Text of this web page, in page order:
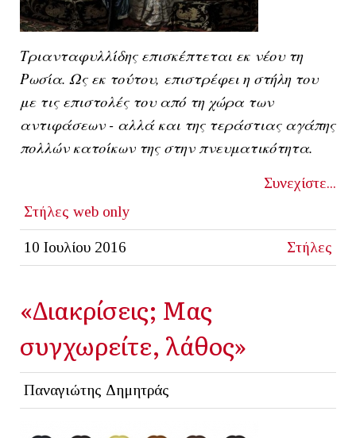
Τριανταφυλλίδης επισκέπτεται εκ νέου τη
Ρωσία. Ως εκ τούτου, επιστρέφει η στήλη του
με τις επιστολές του από τη χώρα των
αντιφάσεων - αλλά και της τεράστιας αγάπης
πολλών κατοίκων της στην πνευματικότητα.
Συνεχίστε...
Στήλες web only
10 Ιουλίου 2016 Στήλες
«Διακρίσεις; Μας
συγχωρείτε, λάθος»
Παναγιώτης Δημητράς